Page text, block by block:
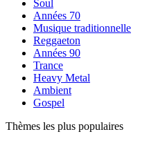
Soul
Années 70
Musique traditionnelle
Reggaeton
Années 90
Trance
Heavy Metal
Ambient
Gospel
Thèmes les plus populaires